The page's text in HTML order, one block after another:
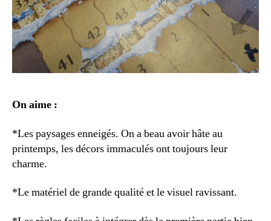
On aime :
*Les paysages enneigés. On a beau avoir hâte au
printemps, les décors immaculés ont toujours leur
charme.
*Le matériel de grande qualité et le visuel ravissant.